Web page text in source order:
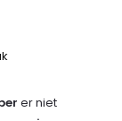
er niet